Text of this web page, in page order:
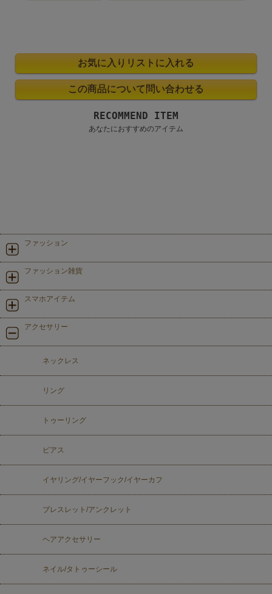
RECOMMEND ITEM
あなたにおすすめのアイテム
ファッション
ファッション雑貨
スマホアイテム
アクセサリー
ネックレス
リング
トゥーリング
ピアス
イヤリング/イヤーフック/イヤーカフ
ブレスレット/アンクレット
ヘアアクセサリー
ネイル/タトゥーシール